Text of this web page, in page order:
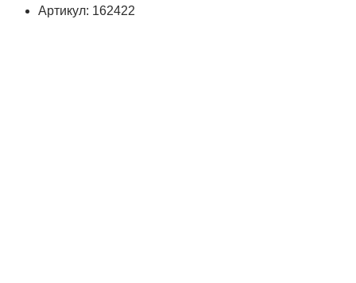
Артикул: 162422